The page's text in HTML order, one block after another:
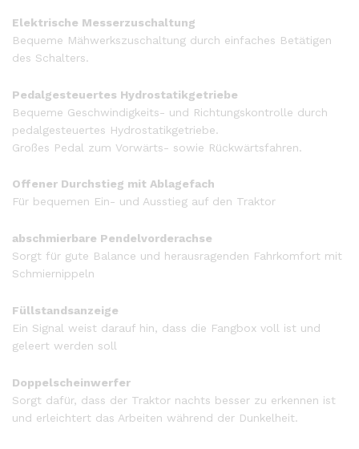
Elektrische Messerzuschaltung
Bequeme Mähwerkszuschaltung durch einfaches Betätigen
des Schalters.
Pedalgesteuertes Hydrostatikgetriebe
Bequeme Geschwindigkeits- und Richtungskontrolle durch
pedalgesteuertes Hydrostatikgetriebe.
Großes Pedal zum Vorwärts- sowie Rückwärtsfahren.
Offener Durchstieg mit Ablagefach
Für bequemen Ein- und Ausstieg auf den Traktor
abschmierbare Pendelvorderachse
Sorgt für gute Balance und herausragenden Fahrkomfort mit
Schmiernippeln
Füllstandsanzeige
Ein Signal weist darauf hin, dass die Fangbox voll ist und
geleert werden soll
Doppelscheinwerfer
Sorgt dafür, dass der Traktor nachts besser zu erkennen ist
und erleichtert das Arbeiten während der Dunkelheit.